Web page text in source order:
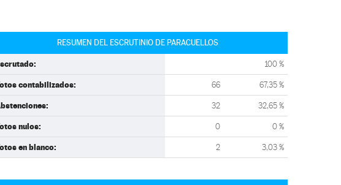
RESUMEN DEL ESCRUTINIO DE PARACUELLOS
100 %
contabilizados: 66 67,35 %
32 32,65 %
nulos: 0 0 %
en blanco: 2 3,03 %